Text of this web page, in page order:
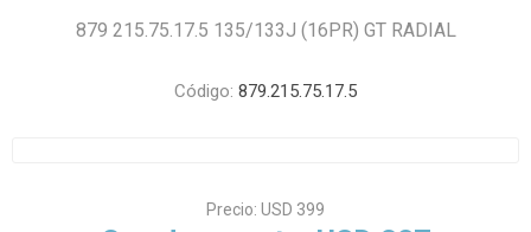
879 215.75.17.5 135/133J (16PR) GT RADIAL
Código: 879.215.75.17.5
Precio: USD 399